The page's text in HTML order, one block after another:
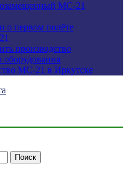
МС-21
о первом полёте
производство
оборудования
МС-21 в Иркутске